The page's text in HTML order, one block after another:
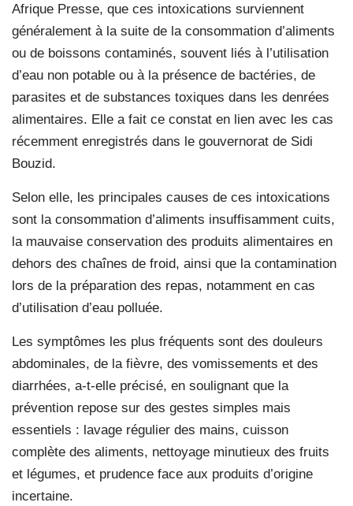
Afrique Presse, que ces intoxications surviennent
généralement à la suite de la consommation d’aliments
ou de boissons contaminés, souvent liés à l’utilisation
d’eau non potable ou à la présence de bactéries, de
parasites et de substances toxiques dans les denrées
alimentaires. Elle a fait ce constat en lien avec les cas
récemment enregistrés dans le gouvernorat de Sidi
Bouzid.
Selon elle, les principales causes de ces intoxications
sont la consommation d’aliments insuffisamment cuits,
la mauvaise conservation des produits alimentaires en
dehors des chaînes de froid, ainsi que la contamination
lors de la préparation des repas, notamment en cas
d’utilisation d’eau polluée.
Les symptômes les plus fréquents sont des douleurs
abdominales, de la fièvre, des vomissements et des
diarrhées, a-t-elle précisé, en soulignant que la
prévention repose sur des gestes simples mais
essentiels : lavage régulier des mains, cuisson
complète des aliments, nettoyage minutieux des fruits
et légumes, et prudence face aux produits d’origine
incertaine.